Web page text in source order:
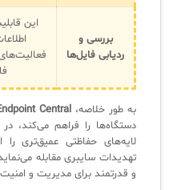
بررسی و
ردیابی فایل‌ها
این
به طور خلاصه،Central
دستگاه‌ها را فراهم می‌کند،
لایه‌های حفاظتی عمیق‌تری
تهدیدات سایبری مقابله
و قدرتمند برای مدیریت و امنیت